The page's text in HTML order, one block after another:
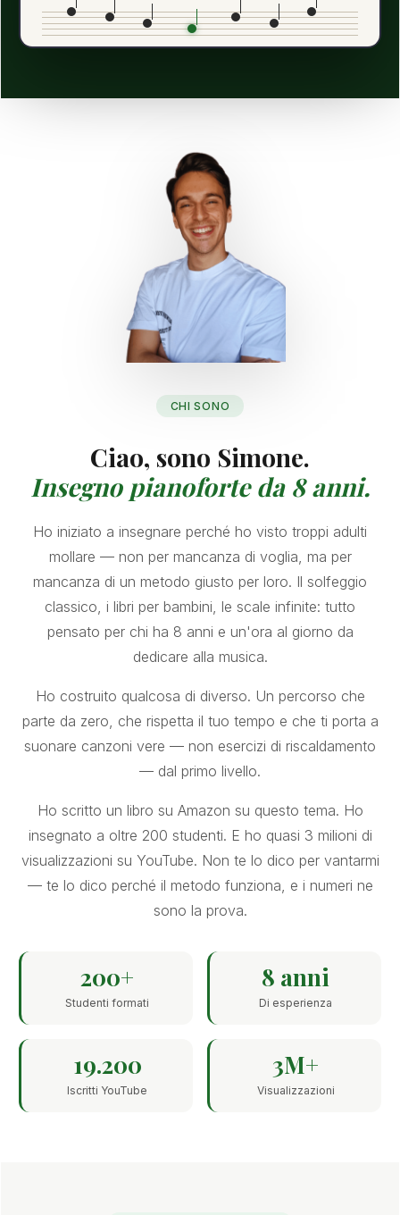
CHI SONO
Ciao, sono Simone.
Insegno pianoforte da 8 anni.
Ho iniziato a insegnare perché ho visto troppi adulti
mollare — non per mancanza di voglia, ma per
mancanza di un metodo giusto per loro. Il solfeggio
classico, i libri per bambini, le scale infinite: tutto
pensato per chi ha 8 anni e un'ora al giorno da
dedicare alla musica.
Ho costruito qualcosa di diverso. Un percorso che
parte da zero, che rispetta il tuo tempo e che ti porta a
suonare canzoni vere — non esercizi di riscaldamento
— dal primo livello.
Ho scritto un libro su Amazon su questo tema. Ho
insegnato a oltre 200 studenti. E ho quasi 3 milioni di
visualizzazioni su YouTube. Non te lo dico per vantarmi
— te lo dico perché il metodo funziona, e i numeri ne
sono la prova.
200+
Studenti formati
8 anni
Di esperienza
19.200
Iscritti YouTube
3M+
Visualizzazioni